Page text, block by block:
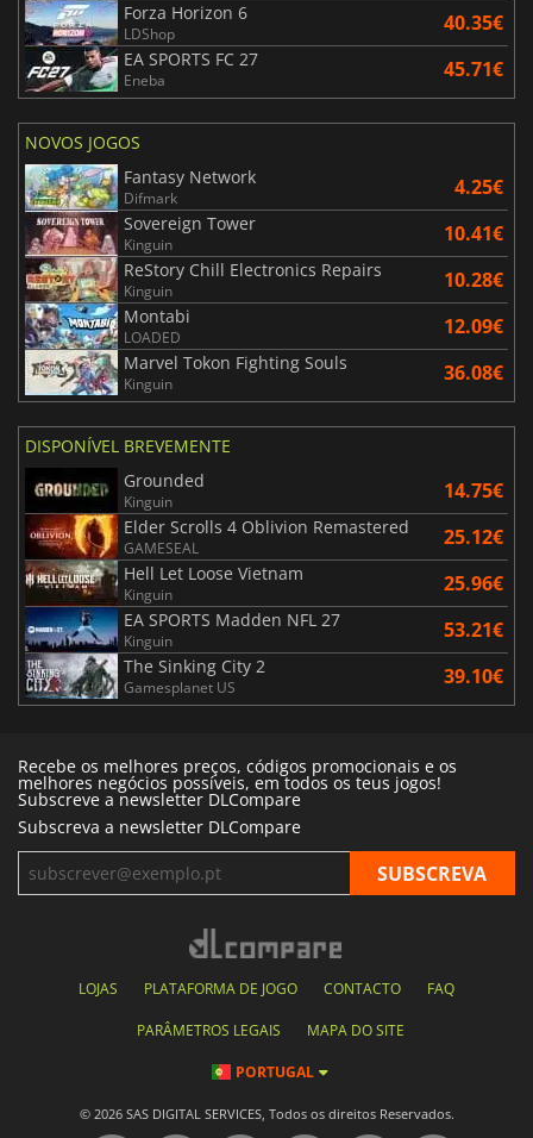
Forza Horizon 6
LDShop 40.35€
EA SPORTS FC 27
Eneba 45.71€
NOVOS JOGOS
Fantasy Network
Difmark 4.25€
Sovereign Tower
Kinguin 10.41€
ReStory Chill Electronics Repairs
Kinguin 10.28€
Montabi
LOADED 12.09€
Marvel Tokon Fighting Souls
Kinguin 36.08€
DISPONÍVEL BREVEMENTE
Grounded
Kinguin 14.75€
Elder Scrolls 4 Oblivion Remastered
GAMESEAL 25.12€
Hell Let Loose Vietnam
Kinguin 25.96€
EA SPORTS Madden NFL 27
Kinguin 53.21€
The Sinking City 2
Gamesplanet US 39.10€
Recebe os melhores preços, códigos promocionais e os
melhores negócios possíveis, em todos os teus jogos!
Subscreve a newsletter DLCompare
Subscreva a newsletter DLCompare
LOJAS PLATAFORMA DE JOGO CONTACTO FAQ
PARÂMETROS LEGAIS MAPA DO SITE
PORTUGAL
© 2026 SAS DIGITAL SERVICES, Todos os direitos Reservados.